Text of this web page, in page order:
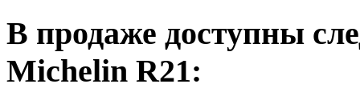
В продаже доступны
Michelin R21: